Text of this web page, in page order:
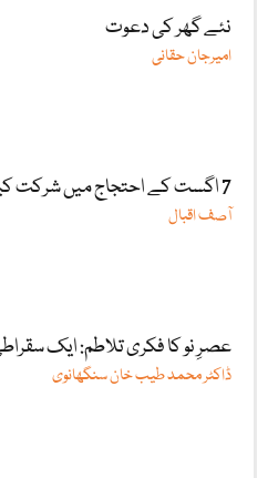
نئے گھر کی دعوت
امیرجان حقانی
7 اگست کے احتجاج میں شرکت کیوں ضروری ہے؟
آصف اقبال
عصرِ نو کا فکری تلاطم: ایک
ڈاکٹر محمد طیب خان سنگھانوی